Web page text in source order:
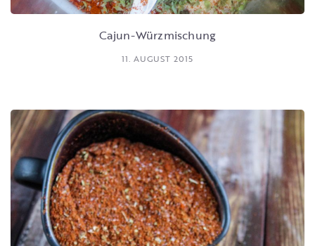
Cajun-Würzmischung
11. AUGUST 2015